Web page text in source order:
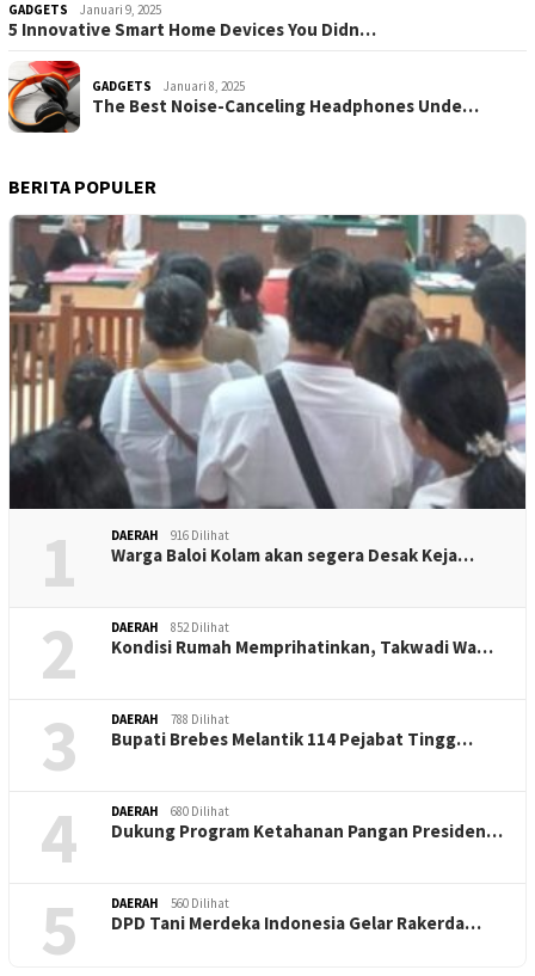
GADGETS Januari 9, 2025
5 Innovative Smart Home Devices You Didn…
GADGETS Januari 8, 2025
The Best Noise-Canceling Headphones Unde…
BERITA POPULER
1 DAERAH 916 Dilihat
Warga Baloi Kolam akan segera Desak Keja…
2 DAERAH 852 Dilihat
Kondisi Rumah Memprihatinkan, Takwadi Wa…
3 DAERAH 788 Dilihat
Bupati Brebes Melantik 114 Pejabat Tingg…
4 DAERAH 680 Dilihat
Dukung Program Ketahanan Pangan Presiden…
5 DAERAH 560 Dilihat
DPD Tani Merdeka Indonesia Gelar Rakerda…